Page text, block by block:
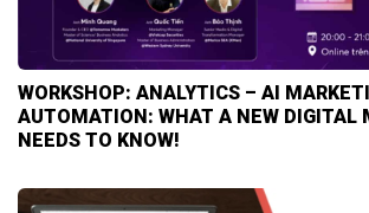
WORKSHOP: ANALYTICS – AI
AUTOMATION: WHAT A NEW DIGITAL
NEEDS TO KNOW!